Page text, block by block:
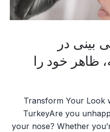
بینی در
ظاهر خود را
Transform Your Look
TurkeyAre you
your nose? Whether